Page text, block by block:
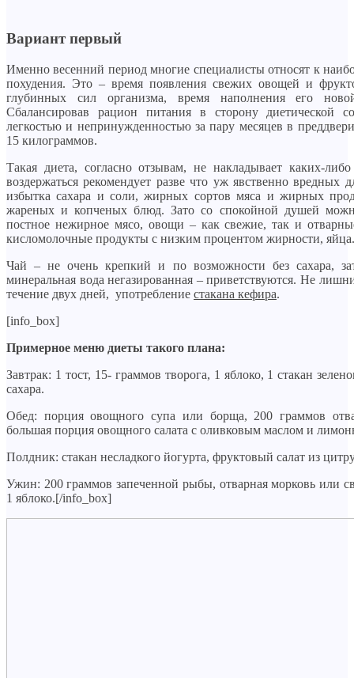
Вариант первый
Именно весенний период многие специалисты относят к
похудения. Это – время появления свежих овощей и
глубинных сил организма, время наполнения его
Сбалансировав рацион питания в сторону диетической
легкостью и непринужденностью за пару месяцев в
15 килограммов.
Такая диета, согласно отзывам, не накладывает каких-
воздержаться рекомендует разве что уж явственно вредных
избытка сахара и соли, жирных сортов мяса и жирных
жареных и копченых блюд. Зато со спокойной душей
постное нежирное мясо, овощи – как свежие, так и
кисломолочные продукты с низким процентом жирности, яйца.
Чай – не очень крепкий и по возможности без сахара,
минеральная вода негазированная – приветствуются. Не
течение двух дней, употребление стакана кефира.
[info_box]
Примерное меню диеты такого плана:
Завтрак: 1 тост, 15- граммов творога, 1 яблоко, 1 стакан
сахара.
Обед: порция овощного супа или борща, 200 граммов
большая порция овощного салата с оливковым маслом и
Полдник: стакан несладкого йогурта, фруктовый салат из
Ужин: 200 граммов запеченной рыбы, отварная морковь или
1 яблоко.[/info_box]